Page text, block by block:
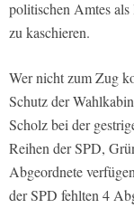
politischen Amtes als
zu kaschieren.
Wer nicht zum Zug
Schutz der
Scholz bei der
Reihen der SPD,
Abgeordnete
der SPD fehlten 4